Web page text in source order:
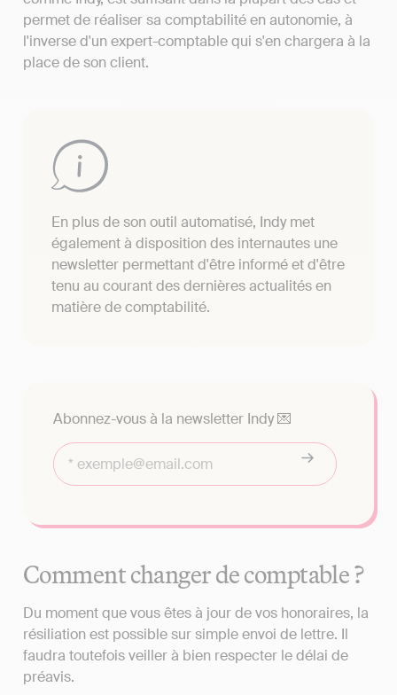
permet de réaliser sa comptabilité en autonomie, à
l'inverse d'un expert-comptable qui s'en chargera à la
place de son client.
En plus de son outil automatisé, Indy met
également à disposition des internautes une
newsletter permettant d'être informé et d'être
tenu au courant des dernières actualités en
matière de comptabilité.
Abonnez-vous à la newsletter Indy 💌
Comment changer de comptable ?
Du moment que vous êtes à jour de vos honoraires, la
résiliation est possible sur simple envoi de lettre. Il
faudra toutefois veiller à bien respecter le délai de
préavis.